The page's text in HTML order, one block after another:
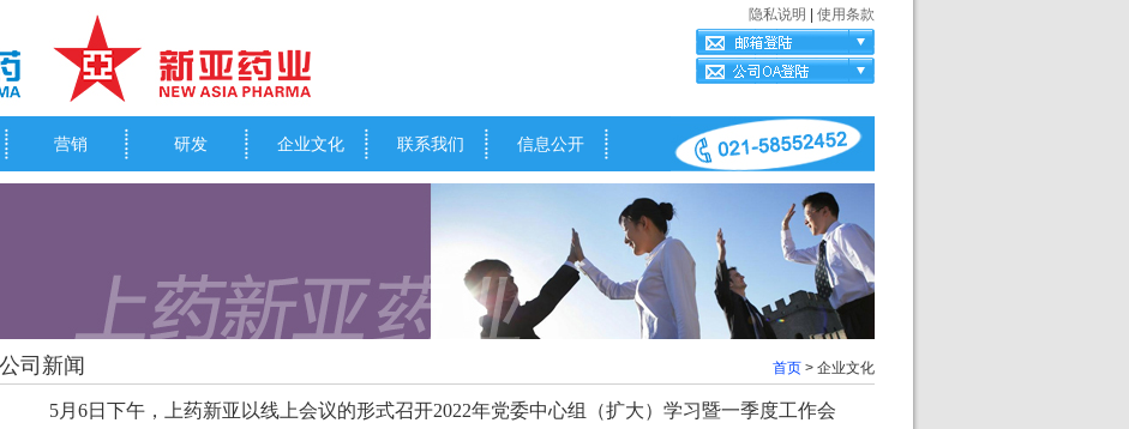
隐私说明 使用条款
营销 研发 企业文化 联系我们 信息公开
公司新闻 首页 > 企业文化
5月6日下午，上药新亚以线上会议的形式召开2022年党委中心组（扩大）学习暨一季度工作会